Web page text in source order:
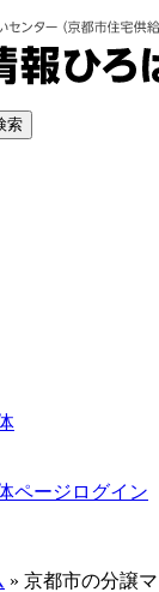
索
ページログイン
» 京都市の分譲